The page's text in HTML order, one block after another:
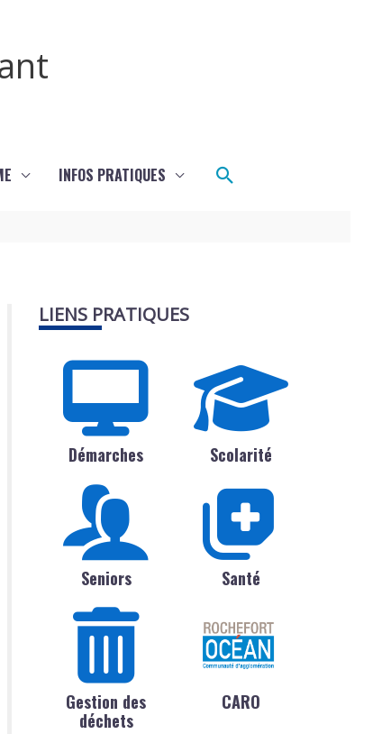
INFOS PRATIQUES Rechercher
LIENS PRATIQUES
Démarches Scolarité
Seniors Santé
Gestion des
déchets
CARO